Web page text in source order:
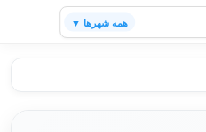
همه شهرها ▼